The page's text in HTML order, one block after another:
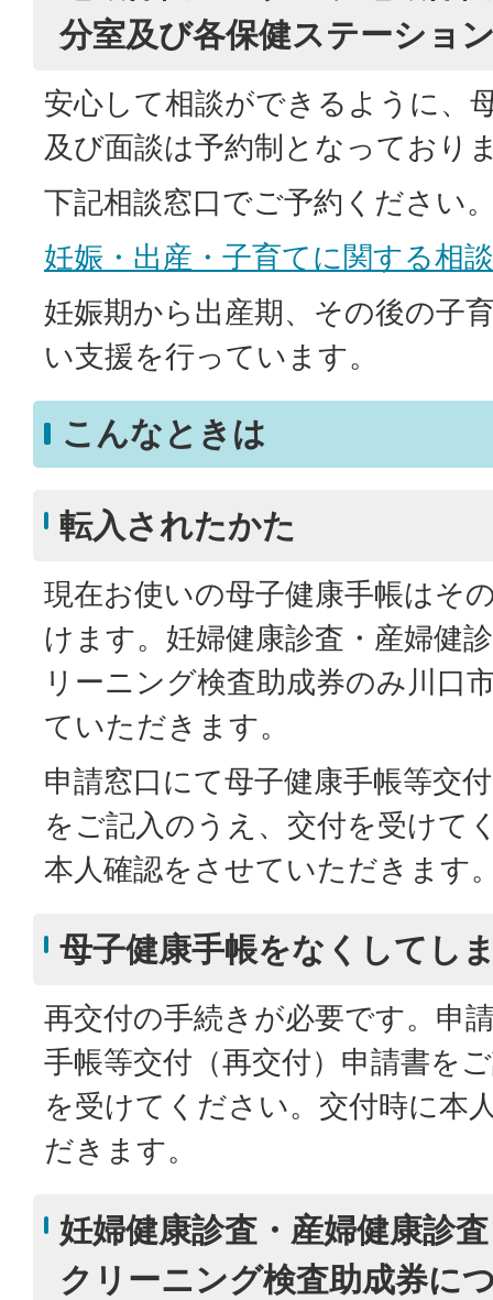
分室及び各保健ステーショ
安心して相談ができるように、
及び面談は予約制となっており
下記相談窓口でご予約ください
妊娠・出産・子育てに関する相
妊娠期から出産期、その後の子
い支援を行っています。
こんなときは
転入されたかた
現在お使いの母子健康手帳はそ
けます。妊婦健康診査・産婦健
リーニング検査助成券のみ川口
ていただきます。
申請窓口にて母子健康手帳等交
をご記入のうえ、交付を受けて
本人確認をさせていただきます
母子健康手帳をなくしてし
再交付の手続きが必要です。申
手帳等交付（再交付）申請書を
を受けてください。交付時に本
だきます。
妊婦健康診査・産婦健康診
クリーニング検査助成券に